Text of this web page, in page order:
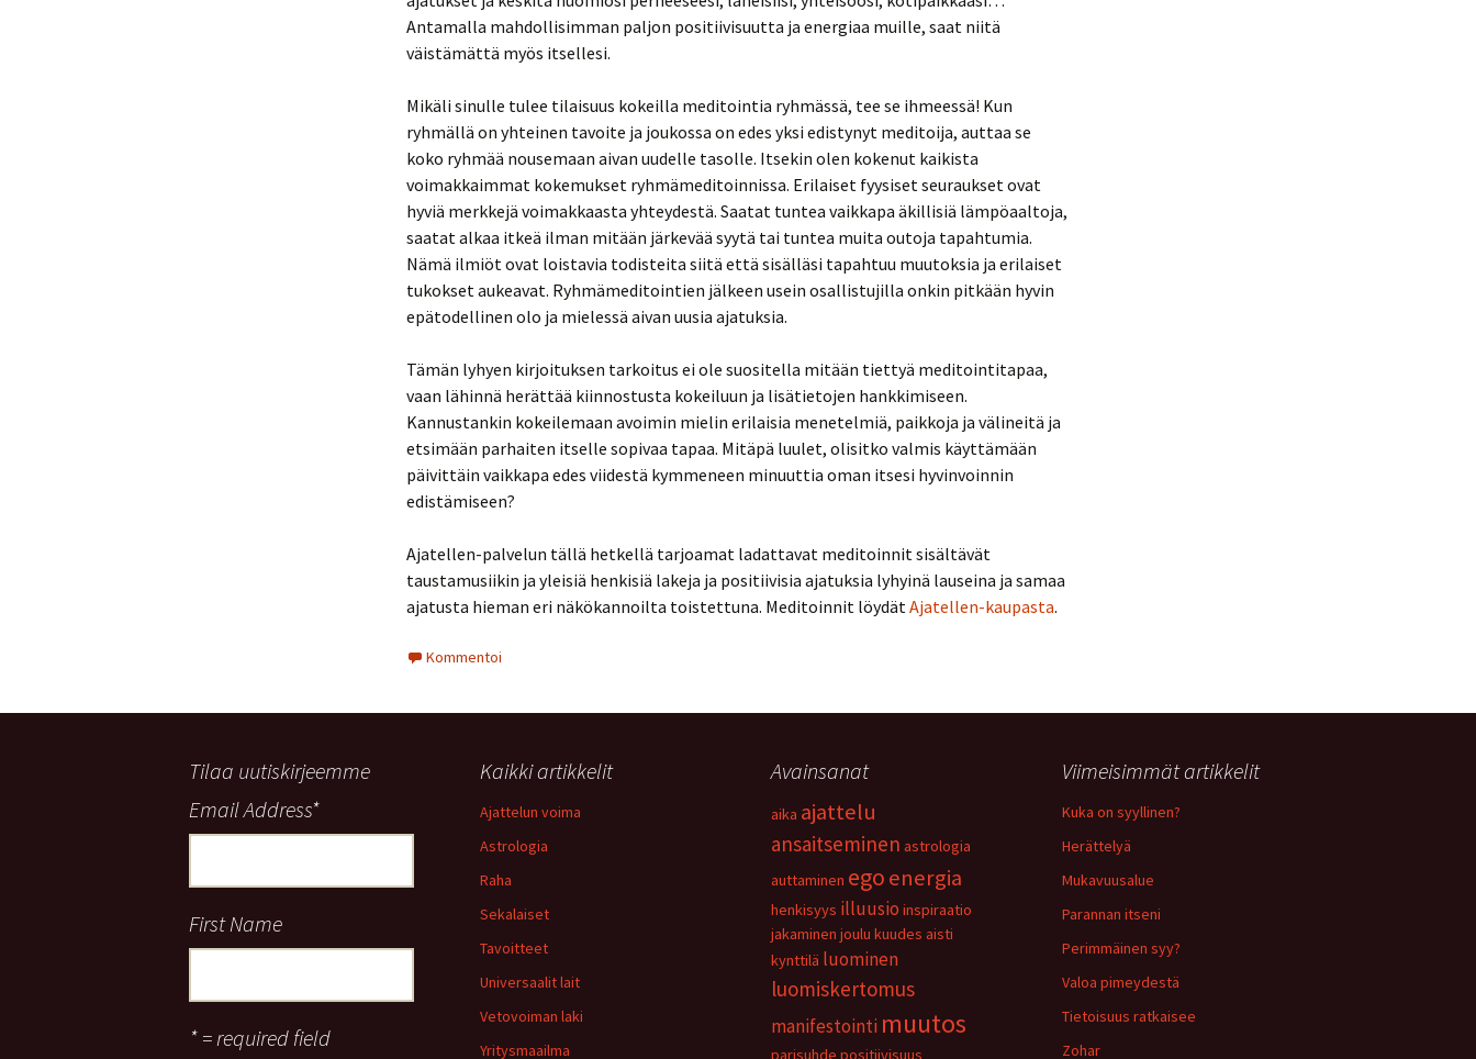
Antamalla mahdollisimman paljon positiivisuutta ja energiaa muille, saat niitä
väistämättä myös itsellesi.
Mikäli sinulle tulee tilaisuus kokeilla meditointia ryhmässä, tee se ihmeessä! Kun
ryhmällä on yhteinen tavoite ja joukossa on edes yksi edistynyt meditoija, auttaa se
koko ryhmää nousemaan aivan uudelle tasolle. Itsekin olen kokenut kaikista
voimakkaimmat kokemukset ryhmämeditoinnissa. Erilaiset fyysiset seuraukset ovat
hyviä merkkejä voimakkaasta yhteydestä. Saatat tuntea vaikkapa äkillisiä lämpöaaltoja,
saatat alkaa itkeä ilman mitään järkevää syytä tai tuntea muita outoja tapahtumia.
Nämä ilmiöt ovat loistavia todisteita siitä että sisälläsi tapahtuu muutoksia ja erilaiset
tukokset aukeavat. Ryhmämeditointien jälkeen usein osallistujilla onkin pitkään hyvin
epätodellinen olo ja mielessä aivan uusia ajatuksia.
Tämän lyhyen kirjoituksen tarkoitus ei ole suositella mitään tiettyä meditointitapaa,
vaan lähinnä herättää kiinnostusta kokeiluun ja lisätietojen hankkimiseen.
Kannustankin kokeilemaan avoimin mielin erilaisia menetelmiä, paikkoja ja välineitä ja
etsimään parhaiten itselle sopivaa tapaa. Mitäpä luulet, olisitko valmis käyttämään
päivittäin vaikkapa edes viidestä kymmeneen minuuttia oman itsesi hyvinvoinnin
edistämiseen?
Ajatellen-palvelun tällä hetkellä tarjoamat ladattavat meditoinnit sisältävät
taustamusiikin ja yleisiä henkisiä lakeja ja positiivisia ajatuksia lyhyinä lauseina ja samaa
ajatusta hieman eri näkökannoilta toistettuna. Meditoinnit löydätAjatellen-kaupasta.
Kommentoi
Tilaa uutiskirjeemme
Email Address*
First Name
* = required field
Kaikki artikkelit
Ajattelun voima
Astrologia
Raha
Sekalaiset
Tavoitteet
Universaalit lait
Vetovoiman laki
Yritysmaailma
Avainsanat
aika ajattelu
ansaitseminen astrologia
auttaminen egoenergia
henkisyys illuusio inspiraatio
jakaminen joulu kuudes aisti
kynttilä luominen
luomiskertomus
manifestointi muutos
parisuhde positiivisuus
Viimeisimmät artikkelit
Kuka on syyllinen?
Herättelyä
Mukavuusalue
Parannan itseni
Perimmäinen syy?
Valoa pimeydestä
Tietoisuus ratkaisee
Zohar